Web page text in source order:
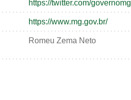
https://twitter.com/governomg
https://www.mg.gov.br/
Romeu Zema Neto